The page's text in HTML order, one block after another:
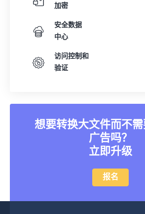
加密
安全数据
中心
访问控制和
验证
想要转换大文件而不
广告吗？
立即升级
报名